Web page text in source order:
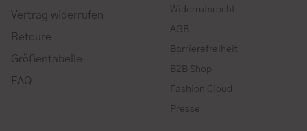
Vertrag widerrufen
Retoure
Größentabelle
FAQ
Widerrufsrecht
AGB
Barrierefreiheit
B2B Shop
Fashion Cloud
Presse